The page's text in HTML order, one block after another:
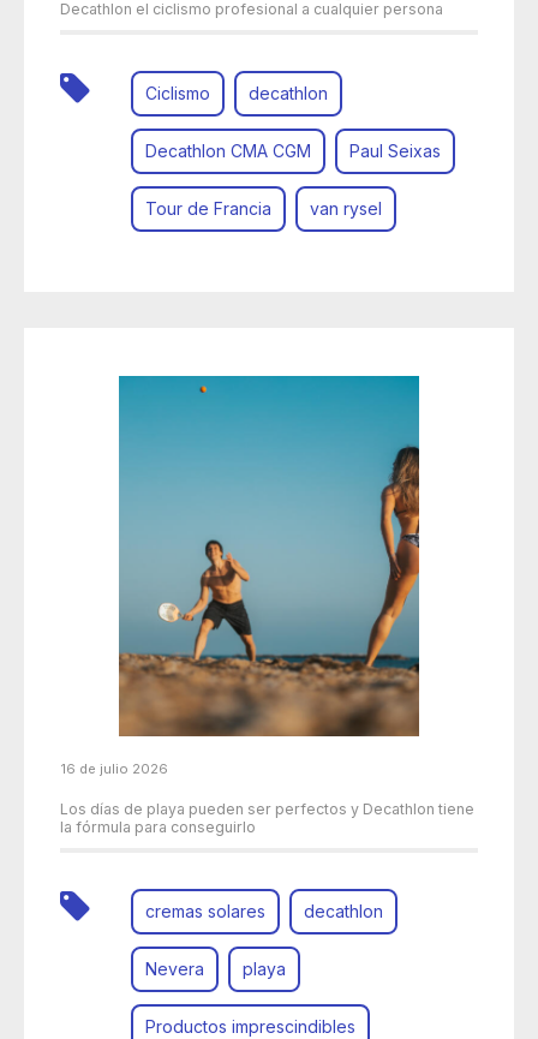
Decathlon el ciclismo profesional a cualquier persona
Ciclismo decathlon
Decathlon CMA CGM Paul Seixas
Tour de Francia van rysel
16 de julio 2026
Los días de playa pueden ser perfectos y Decathlon tiene
la fórmula para conseguirlo
cremas solares decathlon
Nevera playa
Productos imprescindibles